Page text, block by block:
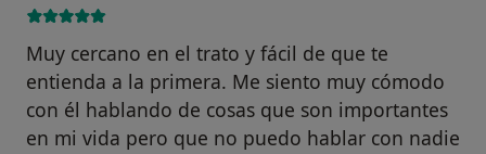
Muy cercano en el trato y fácil de que te
entienda a la primera. Me siento muy cómodo
con él hablando de cosas que son importantes
en mi vida pero que no puedo hablar con nadie